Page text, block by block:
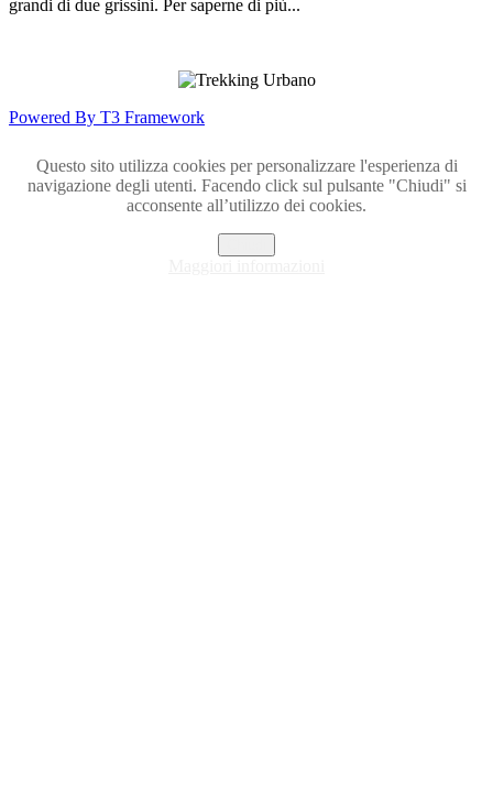
grandi di due grissini. Per saperne di più...
Powered By T3 Framework
Questo sito utilizza cookies per personalizzare l'esperienza di
navigazione degli utenti. Facendo click sul pulsante "Chiudi" si
acconsente all’utilizzo dei cookies.